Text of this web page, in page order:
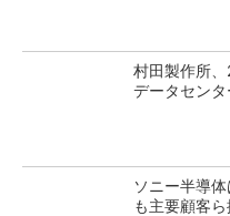
村田製作所
データセン
ソニー半導
も主要顧客